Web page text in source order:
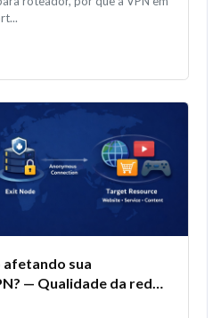
afetando sua
— Qualidade da rede
de múltiplos saltos